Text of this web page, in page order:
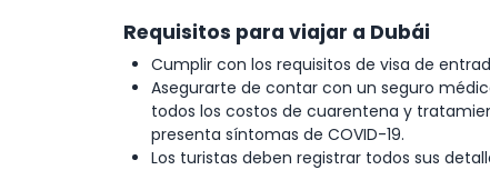
Requisitos para viajar a Dubái
Cumplir con los requisitos de visa de
Asegurarte de contar con un seguro
todos los costos de cuarentena y
presenta síntomas de COVID-19.
Los turistas deben registrar todos sus